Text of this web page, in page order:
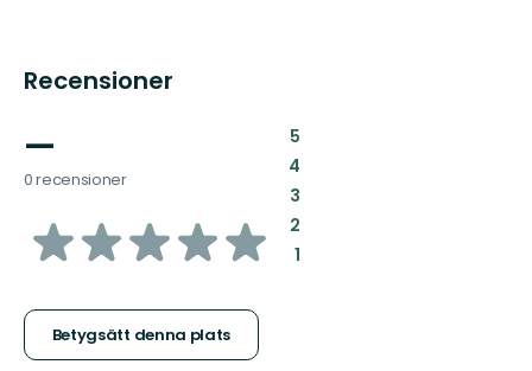
Recensioner
—
0 recensioner
av
stjärnor
Betygsätt denna plats
5:
4:
3:
2:
1: